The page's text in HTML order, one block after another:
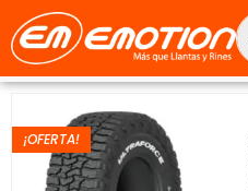
¡OFERTA!